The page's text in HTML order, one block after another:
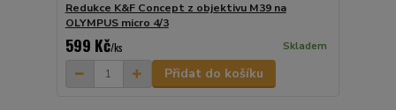
Redukce K&F Concept z objektivu M39 na
OLYMPUS micro 4/3
599 Kč/ks Skladem
Přidat do košíku